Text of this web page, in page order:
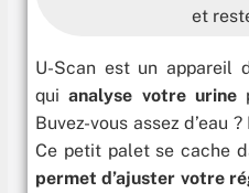
et
U-Scan est un appareil
quianalyse votre urine
Buvez-vous assez d’eau
Ce petit palet se cache
permet d’ajuster votre